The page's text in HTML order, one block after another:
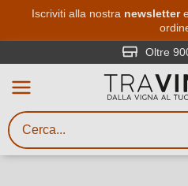
Iscriviti alla nostra newsletter
Oltre
Ricerca vini
Inserisci almeno 3
gusto, occasione,